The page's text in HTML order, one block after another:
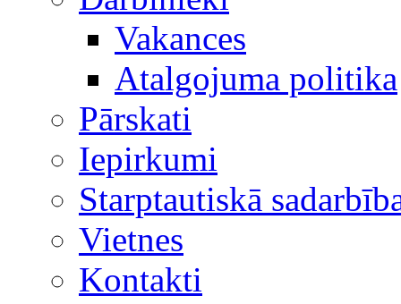
Vakances
Atalgojuma politika
Pārskati
Iepirkumi
Starptautiskā
Vietnes
Kontakti